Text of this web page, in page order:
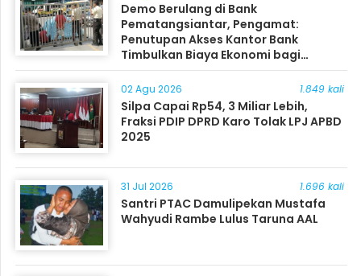
Demo Berulang di Bank
Pematangsiantar, Pengamat:
Penutupan Akses Kantor Bank
Timbulkan Biaya Ekonomi bagi
Masyarakat
02 Agu 2026 1.849 kali
Silpa Capai Rp54, 3 Miliar Lebih,
Fraksi PDIP DPRD Karo Tolak LPJ APBD
2025
31 Jul 2026 1.696 kali
Santri PTAC Damulipekan Mustafa
Wahyudi Rambe Lulus Taruna AAL